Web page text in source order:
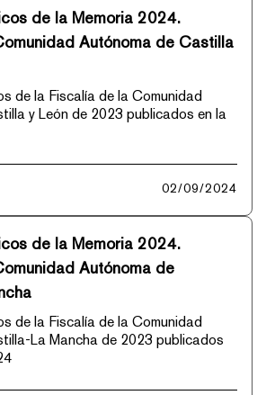
de la Memoria 2024.
Autónoma de Castilla
de la Fiscalía de la Comunidad
y León de 2023 publicados en la
02/09/2024
de la Memoria 2024.
Autónoma de
de la Fiscalía de la Comunidad
La Mancha de 2023 publicados